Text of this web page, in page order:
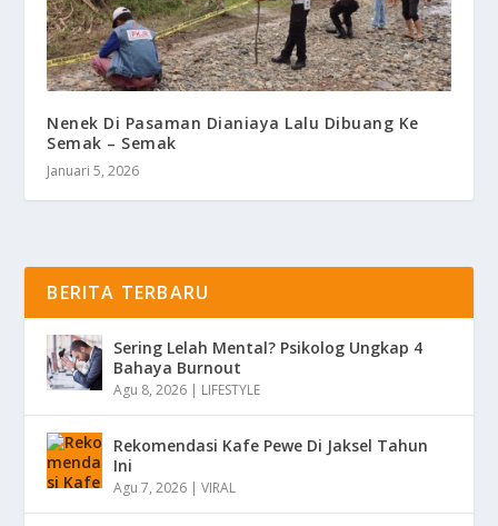
Nenek Di Pasaman Dianiaya Lalu Dibuang Ke
Semak – Semak
Januari 5, 2026
BERITA TERBARU
Sering Lelah Mental? Psikolog Ungkap 4
Bahaya Burnout
Agu 8, 2026 | LIFESTYLE
Rekomendasi Kafe Pewe Di Jaksel Tahun
Ini
Agu 7, 2026 |VIRAL